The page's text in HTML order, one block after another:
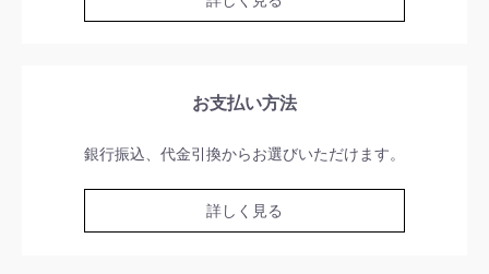
お支払い方法
銀行振込、代金引換からお選びいただけます。
詳しく見る